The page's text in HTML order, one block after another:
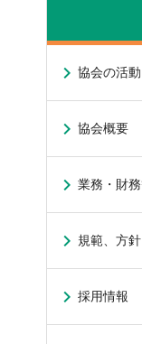
協会の活動
協会概要
業務・財
規範、方
採用情報